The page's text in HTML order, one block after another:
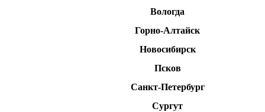
Вологда
Горно-Алтайск
Новосибирск
Псков
Санкт-Петербург
Сургут